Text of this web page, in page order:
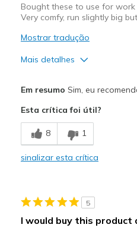
Bought these to use for work
Very comfy, run slightly big
Mostrar tradução
Mais detalhes
Stylish
Melhores utilizações
Casual Wear
Feels true
Em resumo Sim, eu
Esta crítica foi útil?
8 1
sinalizar esta crítica
5
I would buy this product